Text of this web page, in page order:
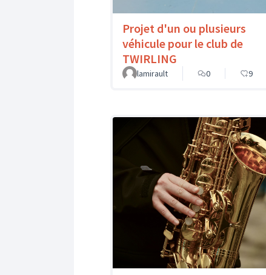
Projet d'un ou plusieurs
véhicule pour le club de
TWIRLING
lamirault 0 9